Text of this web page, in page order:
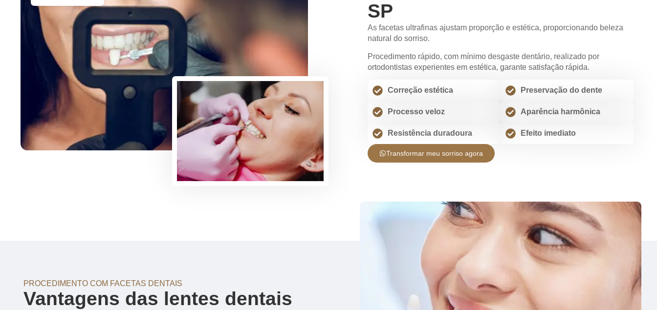
SP
As facetas ultrafinas ajustam proporção e estética, proporcionando beleza
natural do sorriso.
Procedimento rápido, com mínimo desgaste dentário, realizado por
ortodontistas experientes em estética, garante satisfação rápida.
Correção estética Preservação do dente
Processo veloz Aparência harmônica
Resistência duradoura Efeito imediato
Transformar meu sorriso agora
PROCEDIMENTO COM FACETAS DENTAIS
Vantagens das lentes dentais